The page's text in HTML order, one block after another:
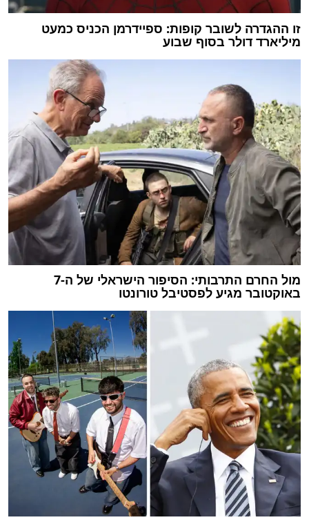
זו ההגדרה לשובר קופות: ספיידרמן הכניס כמעט
מיליארד דולר בסוף שבוע
מול החרם התרבותי: הסיפור הישראלי של ה-7
באוקטובר מגיע לפסטיבל טורונטו